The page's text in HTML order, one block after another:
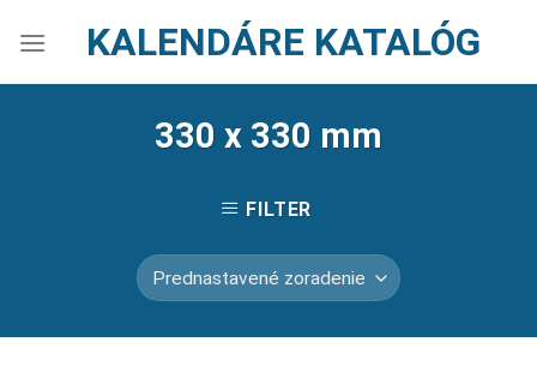
KALENDÁRE KATALÓG
330 x 330 mm
FILTER